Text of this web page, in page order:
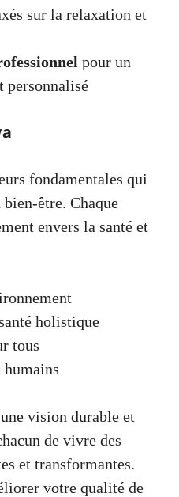
sur la relaxation et
pour un
personnalisé
fondamentales qui
être. Chaque
envers la santé et
holistique
tous
vision durable et
de vivre des
et transformantes.
votre qualité de